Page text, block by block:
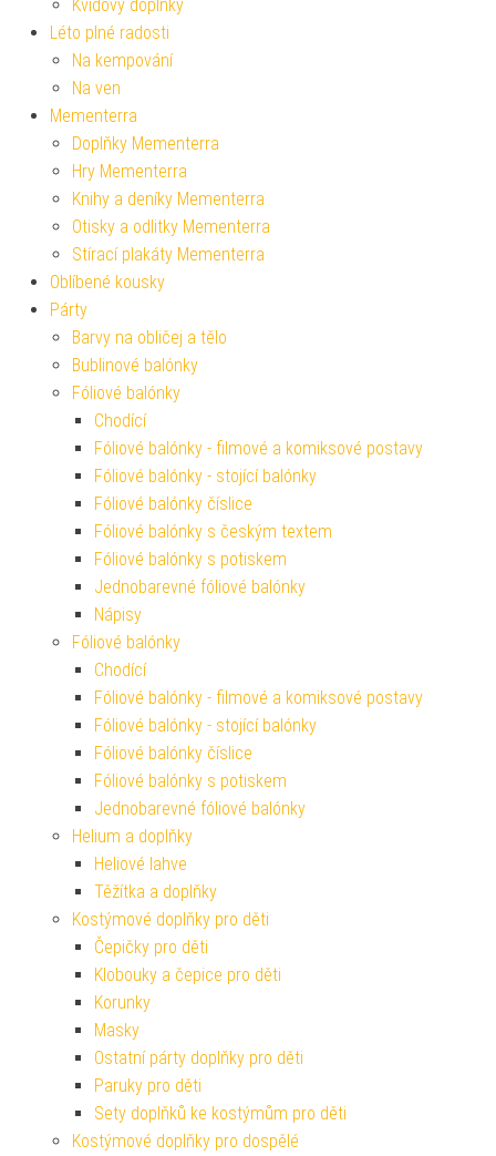
Kvídovy doplňky
Léto plné radosti
Na kempování
Na ven
Mementerra
Doplňky Mementerra
Hry Mementerra
Knihy a deníky Mementerra
Otisky a odlitky Mementerra
Stírací plakáty Mementerra
Oblíbené kousky
Párty
Barvy na obličej a tělo
Bublinové balónky
Fóliové balónky
Chodící
Fóliové balónky - filmové a komiksové postavy
Fóliové balónky - stojící balónky
Fóliové balónky číslice
Fóliové balónky s českým textem
Fóliové balónky s potiskem
Jednobarevné fóliové balónky
Nápisy
Fóliové balónky
Chodící
Fóliové balónky - filmové a komiksové postavy
Fóliové balónky - stojící balónky
Fóliové balónky číslice
Fóliové balónky s potiskem
Jednobarevné fóliové balónky
Helium a doplňky
Heliové lahve
Těžítka a doplňky
Kostýmové doplňky pro děti
Čepičky pro děti
Klobouky a čepice pro děti
Korunky
Masky
Ostatní párty doplňky pro děti
Paruky pro děti
Sety doplňků ke kostýmům pro děti
Kostýmové doplňky pro dospělé